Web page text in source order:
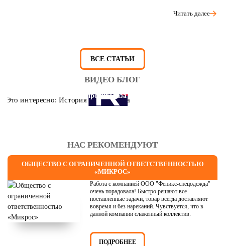
Читать далее
ВСЕ СТАТЬИ
ВИДЕО БЛОГ
Это интересно: История противогаза
НАС РЕКОМЕНДУЮТ
ОБЩЕСТВО С ОГРАНИЧЕННОЙ ОТВЕТСТВЕННОСТЬЮ
«МИКРОС»
Работа с компанией ООО "Феникс-спецодежда"
очень порадовала! Быстро решают все
поставленные задачи, товар всегда доставляют
вовремя и без нареканий. Чувствуется, что в
данной компании слаженный коллектив.
ПОДРОБНЕЕ